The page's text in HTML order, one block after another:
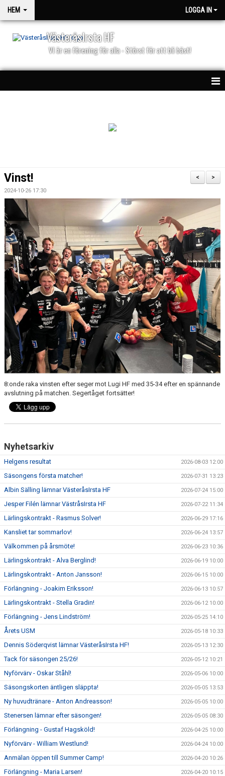
HEM LOGGA IN
VästeråsIrsta HF
VI är en förening för alla - Störst för att bli bäst!
MATCHER
>
<
Vinst!
2024-10-26 17:30
8:onde raka vinsten efter seger mot Lugi HF med 35-34 efter en spännande
avslutning på matchen. Segertåget fortsätter!
Nyhetsarkiv
Helgens resultat 2026-08-03 12:00
Säsongens första matcher! 2026-07-31 13:23
Albin Sälling lämnar VästeråsIrsta HF 2026-07-24 15:00
Jesper Filén lämnar VästråsIrsta HF 2026-07-22 11:34
Lärlingskontrakt - Rasmus Solver! 2026-06-29 17:16
Kansliet tar sommarlov! 2026-06-24 13:57
Välkommen på årsmöte! 2026-06-23 10:36
Lärlingskontrakt - Alva Berglind! 2026-06-19 10:00
Lärlingskontrakt - Anton Jansson! 2026-06-15 10:00
Förlängning - Joakim Eriksson! 2026-06-13 10:57
Lärlingskontrakt - Stella Gradin! 2026-06-12 10:00
Förlängning - Jens Lindström! 2026-05-25 14:10
Årets USM 2026-05-18 10:33
Dennis Söderqvist lämnar VästeråsIrsta HF! 2026-05-13 12:30
Tack för säsongen 25/26! 2026-05-12 10:21
Nyförvärv - Oskar Ståhl! 2026-05-06 10:00
Säsongskorten äntligen släppta! 2026-05-05 13:53
Ny huvudtränare - Anton Andreasson! 2026-05-05 10:00
Stenersen lämnar efter säsongen! 2026-05-05 08:30
Förlängning - Gustaf Hagsköld! 2026-04-25 10:00
Nyförvärv - William Westlund! 2026-04-24 10:00
Anmälan öppen till Summer Camp! 2026-04-20 10:26
Förlängning - Maria Larsen! 2026-04-20 10:15